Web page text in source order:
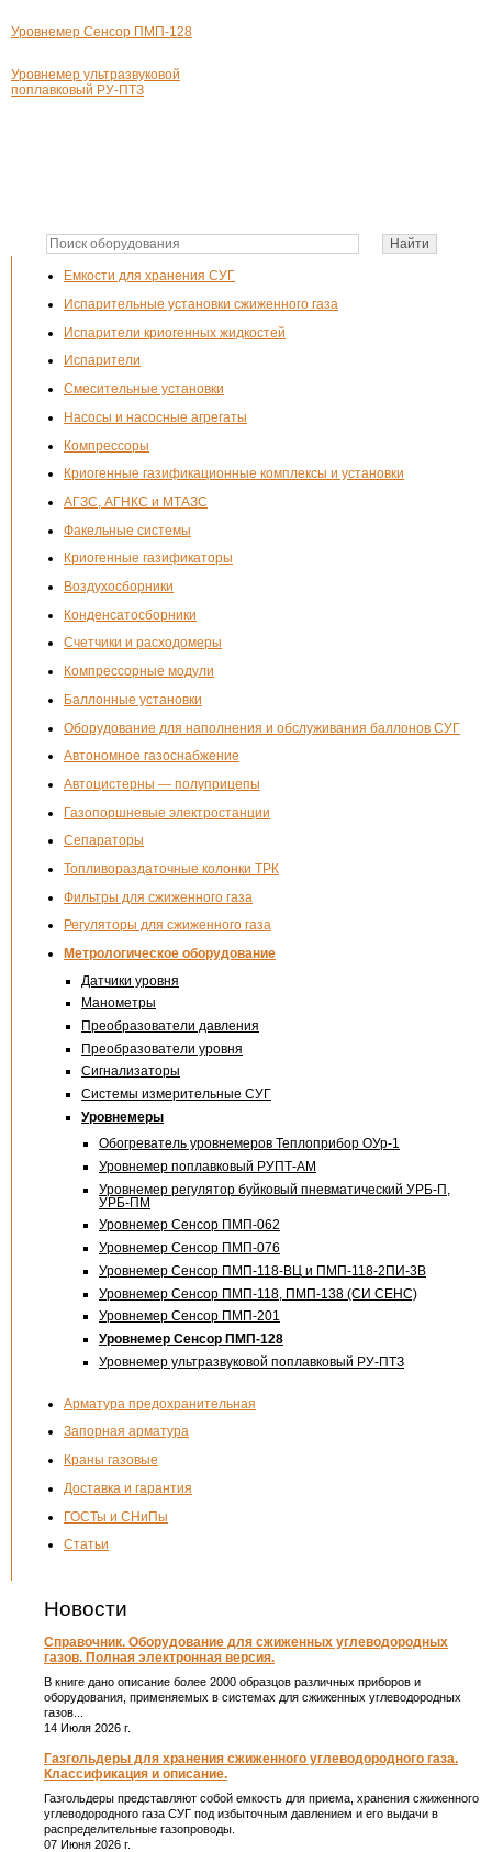
Емкости для хранения СУГ
Испарительные установки сжиженного газа
Испарители криогенных жидкостей
Испарители
Смесительные установки
Насосы и насосные агрегаты
Компрессоры
Криогенные газификационные комплексы и установки
АГЗС, АГНКС и МТАЗС
Факельные системы
Криогенные газификаторы
Воздухосборники
Конденсатосборники
Счетчики и расходомеры
Компрессорные модули
Баллонные установки
Оборудование для наполнения и обслуживания баллонов СУГ
Автономное газоснабжение
Автоцистерны — полуприцепы
Газопоршневые электростанции
Сепараторы
Топливораздаточные колонки ТРК
Фильтры для сжиженного газа
Регуляторы для сжиженного газа
Метрологическое оборудование
Датчики уровня
Манометры
Преобразователи давления
Преобразователи уровня
Сигнализаторы
Системы измерительные СУГ
Уровнемеры
Обогреватель уровнемеров Теплоприбор ОУр-1
Уровнемер поплавковый РУПТ-АМ
Уровнемер регулятор буйковый пневматический УРБ-П,
УРБ-ПМ
Уровнемер Сенсор ПМП-062
Уровнемер Сенсор ПМП-076
Уровнемер Сенсор ПМП-118-ВЦ и ПМП-118-2ПИ-3В
Уровнемер Сенсор ПМП-118 ПМП-138 (СИ СЕНС)
Уровнемер Сенсор ПМП-201
Уровнемер Сенсор ПМП-128
Уровнемер ультразвуковой поплавковый РУ-ПТЗ
Арматура предохранительная
Запорная арматура
Краны газовые
Доставка и гарантия
ГОСТы и СНиПы
Статьи
Новости
Справочник. Оборудование для сжиженных углеводородных
газов. Полная электронная версия.
В книге дано описание более 2000 образцов различных приборов и
оборудования, применяемых в системах для сжиженных углеводородных
газов...
14 Июля 2026 г.
Газгольдеры для хранения сжиженного углеводородного газа.
Классификация и описание.
Газгольдеры представляют собой емкость для приема, хранения сжиженного
углеводородного газа СУГ под избыточным давлением и его выдачи в
распределительные газопроводы.
07 Июня 2026 г.
Уровнемер Сенсор ПМП-128
Уровнемер ультразвуковой
поплавковый РУ-ПТЗ